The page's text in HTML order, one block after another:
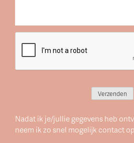
CAPTCHA
Verzenden
Nadat ik je/jullie gegevens heb
neem ik zo snel mogelijk contact